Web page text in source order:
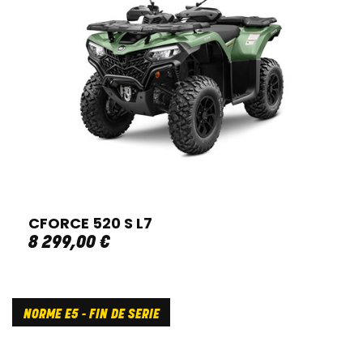
CFORCE 520 S L7
8 299,00€
NORME E5 - FIN DE SERIE